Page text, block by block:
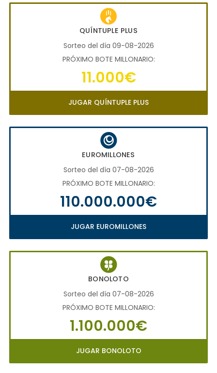
QUÍNTUPLE PLUS
Sorteo del día 09-08-2026
PRÓXIMO BOTE MILLONARIO:
11.000€
JUGAR QUÍNTUPLE PLUS
EUROMILLONES
Sorteo del día 07-08-2026
PRÓXIMO BOTE MILLONARIO:
110.000.000€
JUGAR EUROMILLONES
BONOLOTO
Sorteo del día 07-08-2026
PRÓXIMO BOTE MILLONARIO:
1.100.000€
JUGAR BONOLOTO